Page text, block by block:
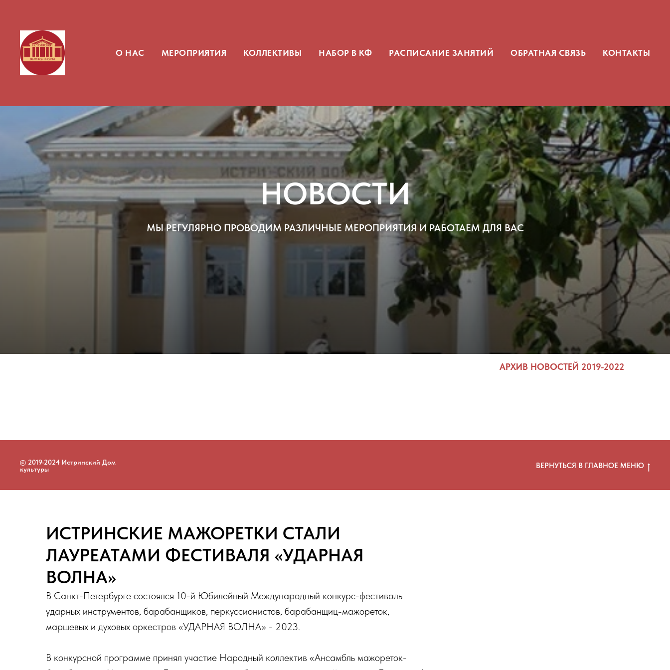
О НАС МЕРОПРИЯТИЯ КОЛЛЕКТИВЫ НАБОР В КФ РАСПИСАНИЕ ЗАНЯТИЙ ОБРАТНАЯ СВЯЗЬ КОНТАКТЫ
НОВОСТИ
МЫ РЕГУЛЯРНО ПРОВОДИМ РАЗЛИЧНЫЕ МЕРОПРИЯТИЯ И РАБОТАЕМ ДЛЯ ВАС
АРХИВ НОВОСТЕЙ 2019-2022
© 2019-2024 Истринский Дом
культуры
ВЕРНУТЬСЯ В ГЛАВНОЕ МЕНЮ
ИСТРИНСКИЕ МАЖОРЕТКИ СТАЛИ
ЛАУРЕАТАМИ ФЕСТИВАЛЯ «УДАРНАЯ
ВОЛНА»
В Санкт-Петербурге состоялся 10-й Юбилейный Международный конкурс-фестиваль
ударных инструментов, барабанщиков, перкуссионистов, барабанщиц-мажореток,
маршевых и духовых оркестров «УДАРНАЯ ВОЛНА» - 2023.
В конкурсной программе принял участие Народный коллектив «Ансамбль мажореток-